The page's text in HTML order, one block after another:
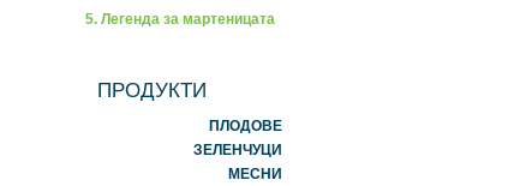
5. Легенда за мартеницата
ПРОДУКТИ
ПЛОДОВЕ
ЗЕЛЕНЧУЦИ
МЕСНИ